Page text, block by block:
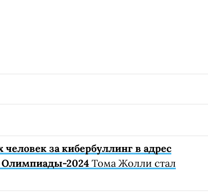
за кибербуллинг в адрес
Олимпиады-2024 Тома Жолли стал